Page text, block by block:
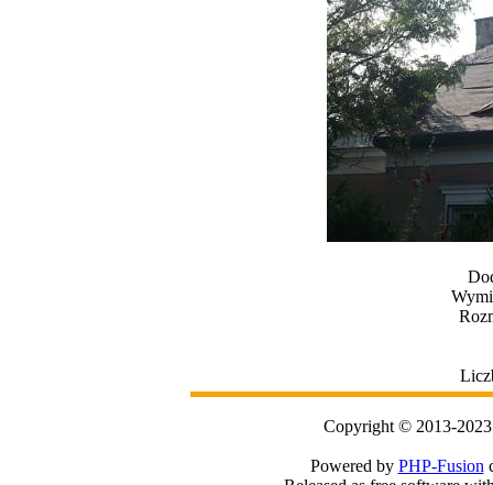
Copyright © 2013-
Powered by PHP-Fusion